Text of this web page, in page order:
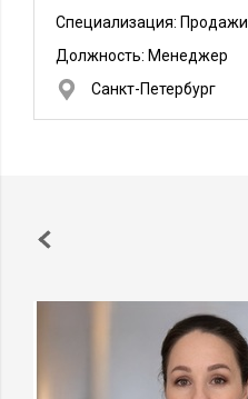
Специализация: Продажи
Должность: Менеджер
Санкт-Петербург